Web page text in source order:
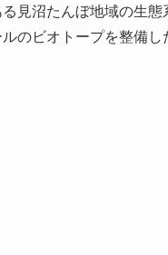
見沼たんぼ地域の生態
のビオトープを整備し